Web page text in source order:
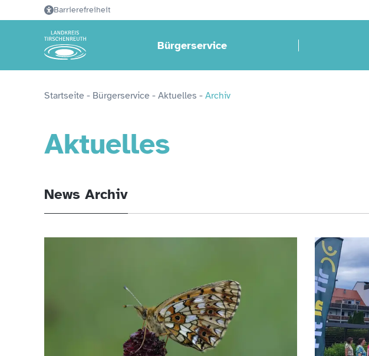
Barrierefreiheit
Bürgerservice
Startseite - Bürgerservice - Aktuelles - Archiv
Aktuelles
News Archiv